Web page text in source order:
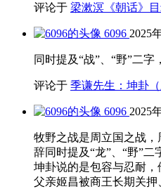
评论于 梁漱溟《朝话》
6096 2025
同时提及“战”、“野”二字
评论于 季谦先生：坤卦（
6096 2025
牧野之战是周立国之战
辞同时提及“龙”、“野”二
坤卦说的是包容与忍耐，
父亲姬昌被商王长期关